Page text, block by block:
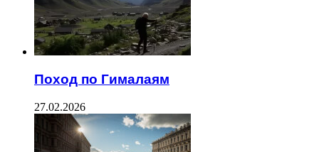
Поход по Гималаям
27.02.2026